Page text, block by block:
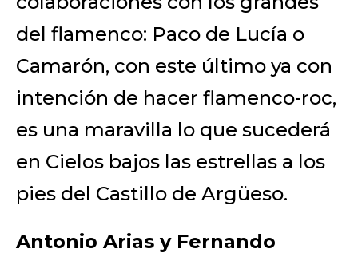
del flamenco: Paco de Lucía o
Camarón, con este último ya con
intención de hacer flamenco-roc,
es una maravilla lo que sucederá
en Cielos bajos las estrellas a los
pies del Castillo de Argüeso.
Antonio Arias y Fernando